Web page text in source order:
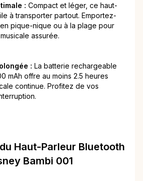
: Compact et léger, ce haut-
à transporter partout. Emportez-
pique-nique ou à la plage pour
assurée.
: La batterie rechargeable
mAh offre au moins 2.5 heures
continue. Profitez de vos
Haut-Parleur Bluetooth
Bambi 001